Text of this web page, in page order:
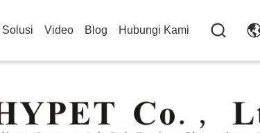
Solusi Video Blog Hubungi Kami